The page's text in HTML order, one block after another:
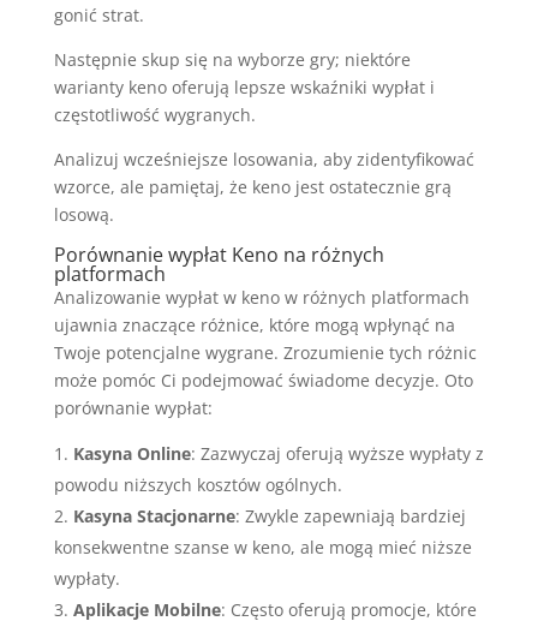
gonić strat.
Następnie skup się na wyborze gry; niektóre
warianty keno oferują lepsze wskaźniki wypłat i
częstotliwość wygranych.
Analizuj wcześniejsze losowania, aby zidentyfikować
wzorce, ale pamiętaj, że keno jest ostatecznie grą
losową.
Porównanie wypłat Keno na różnych
platformach
Analizowanie wypłat w keno w różnych platformach
ujawnia znaczące różnice, które mogą wpłynąć na
Twoje potencjalne wygrane. Zrozumienie tych różnic
może pomóc Ci podejmować świadome decyzje. Oto
porównanie wypłat:
Kasyna Online: Zazwyczaj oferują wyższe wypłaty z
powodu niższych kosztów ogólnych.
Kasyna Stacjonarne: Zwykle zapewniają bardziej
konsekwentne szanse w keno, ale mogą mieć niższe
wypłaty.
Aplikacje Mobilne: Często oferują promocje, które